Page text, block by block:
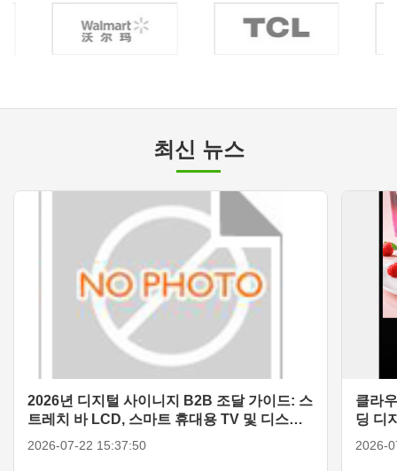
최신 뉴스
2026년 디지털 사이니지 B2B 조달 가이드: 스
트레치 바 LCD, 스마트 휴대용 TV 및 디스플
레이 솔루션
2026-07-22 15:37:50
클라
딩 디
2026-